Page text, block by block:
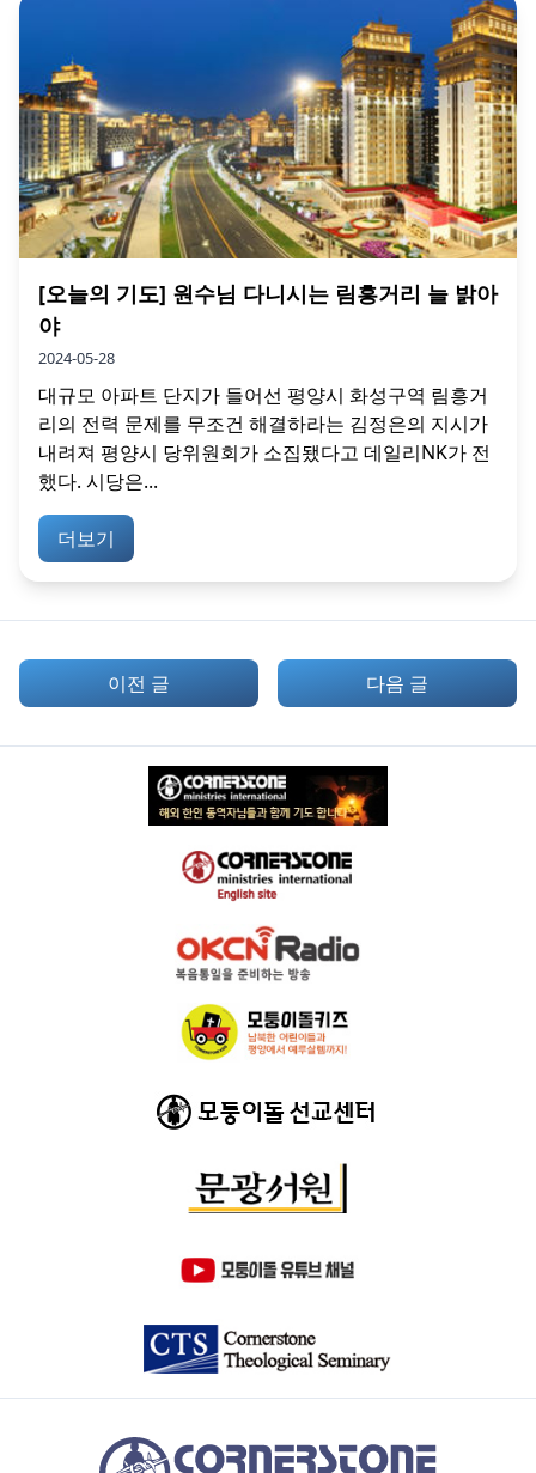
[오늘의 기도] 원수님 다니시는 림흥거리 늘 밝아
야
2024-05-28
대규모 아파트 단지가 들어선 평양시 화성구역 림흥거
리의 전력 문제를 무조건 해결하라는 김정은의 지시가
내려져 평양시 당위원회가 소집됐다고 데일리NK가 전
했다. 시당은...
더보기
이전 글 다음 글